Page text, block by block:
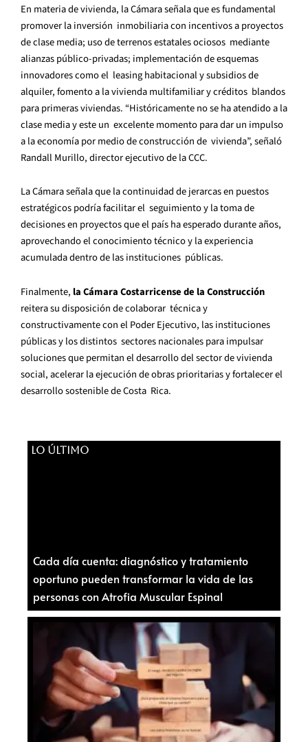
En materia de vivienda, la Cámara señala que es fundamental
promover la inversión inmobiliaria con incentivos a proyectos
de clase media; uso de terrenos estatales ociosos mediante
alianzas público-privadas; implementación de esquemas
innovadores como el leasing habitacional y subsidios de
alquiler, fomento a la vivienda multifamiliar y créditos blandos
para primeras viviendas. “Históricamente no se ha atendido a la
clase media y este un excelente momento para dar un impulso
a la economía por medio de construcción de vivienda”, señaló
Randall Murillo, director ejecutivo de la CCC.
La Cámara señala que la continuidad de jerarcas en puestos
estratégicos podría facilitar el seguimiento y la toma de
decisiones en proyectos que el país ha esperado durante años,
aprovechando el conocimiento técnico y la experiencia
acumulada dentro de las instituciones públicas.
Finalmente, la Cámara Costarricense de la Construcción
reitera su disposición de colaborar técnica y
constructivamente con el Poder Ejecutivo, las instituciones
públicas y los distintos sectores nacionales para impulsar
soluciones que permitan el desarrollo del sector de vivienda
social, acelerar la ejecución de obras prioritarias y fortalecer el
desarrollo sostenible de Costa Rica.
LO ÚLTIMO
Cada día cuenta: diagnóstico y tratamiento
oportuno pueden transformar la vida de las
personas con Atrofia Muscular Espinal